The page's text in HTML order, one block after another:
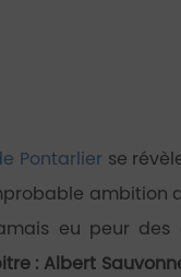
Pontarlierse
ambition
eu peur des
: Albert